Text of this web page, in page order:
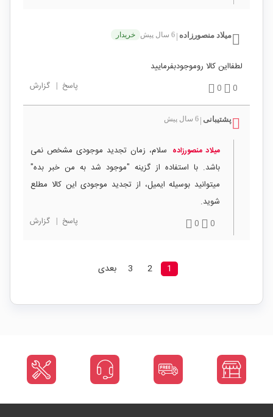
میلاد منصورزاده 6 سال پیش خریدار
لطفااین کالا روموجودبفرمایید
0
0 پاسخ | گزارش
پشتیبانی 6 سال پیش
میلاد منصورزاده سلام، زمان تجدید موجودی مشخص نمی
باشد. با استفاده از گزینه "موجود شد به من خبر بده"
میتوانید بوسیله ایمیل، از تجدید موجودی این کالا مطلع
شوید.
0
0 پاسخ | گزارش
1
2
3 بعدی